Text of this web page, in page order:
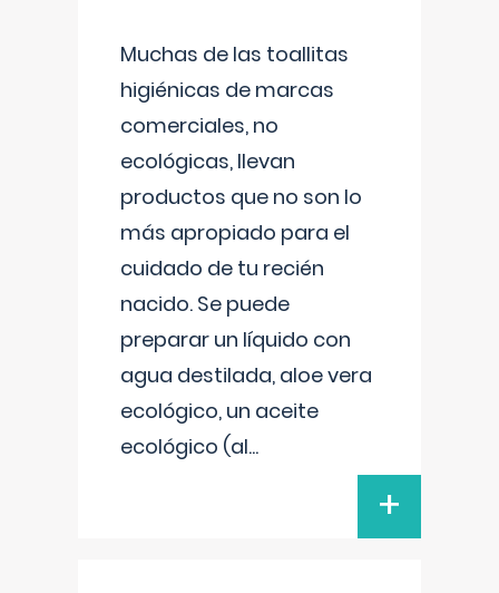
Muchas de las toallitas
higiénicas de marcas
comerciales, no
ecológicas, llevan
productos que no son lo
más apropiado para el
cuidado de tu recién
nacido. Se puede
preparar un líquido con
agua destilada, aloe vera
ecológico, un aceite
ecológico (al...
+